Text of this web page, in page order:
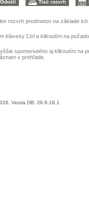
rozvrh predmetov na základe
klávesy Ctrl a kliknutím na
spomenutého aj kliknutím na
v prehľade.
Verzia DB: 26.6.18.1